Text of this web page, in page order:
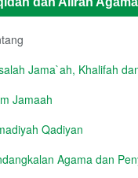
Jama`ah, Khalifah
Jamaah
Qadiyan
Agama dan